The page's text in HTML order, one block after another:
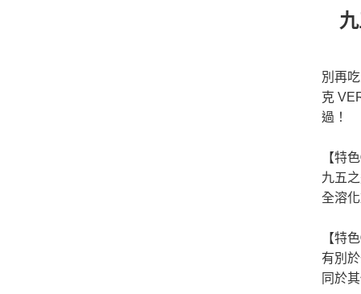
別再
克
過！
【特
九五
全溶
【特
有別
同於